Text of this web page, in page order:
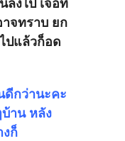
าจทราบ ยก
ปแล้วก็อด
กว่านะคะ
าน หลัง
ก็